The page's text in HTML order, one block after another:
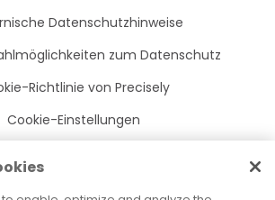
Datenschutzhinweise
zum Datenschutz
Richtlinie von Precisely
Cookie-Einstellungen